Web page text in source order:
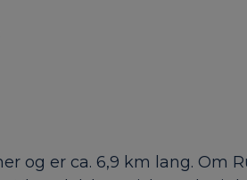
og er ca. 6,9 km lang. Om